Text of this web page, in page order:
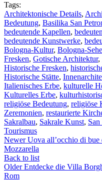
Tags:
Architektonische Details,
Bedeutung, Basilika San
bedeutende Kapellen,
bedeutende Kunstwerke,
Bologna-Kultur, Bologna-
Fresken, Gotische Architektur,
Historische Fresken,
Historische Stätte,
Italienisches Erbe, kulturelle
Kulturelles Erbe,
religiöse Bedeutung, religiöse
Zeremonien, restaurierte
Sakralbau, Sakrale Kunst,
Tourismus
Newer Uova all’occhio di
Mozzarella
Back to list
Older Entdecke die Villa
Rom